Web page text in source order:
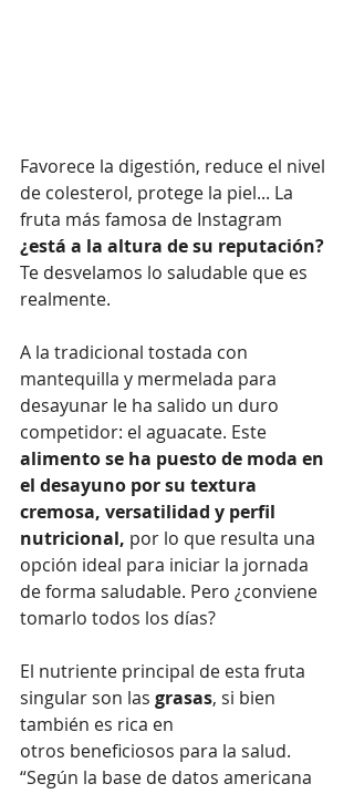
Favorece la digestión, reduce el nivel
de colesterol, protege la piel... La
fruta más famosa de Instagram
¿está a la altura de su reputación?
Te desvelamos lo saludable que es
realmente.
A la tradicional tostada con
mantequilla y mermelada para
desayunar le ha salido un duro
competidor: el aguacate. Este
alimento se ha puesto de moda en
el desayuno por su textura
cremosa, versatilidad y perfil
nutricional, por lo que resulta una
opción ideal para iniciar la jornada
de forma saludable. Pero ¿conviene
tomarlo todos los días?
El nutriente principal de esta fruta
singular son las grasas, si bien
también es rica en
otros beneficiosos para la salud.
“Según la base de datos americana